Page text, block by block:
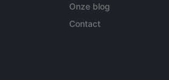
Onze blog
Contact